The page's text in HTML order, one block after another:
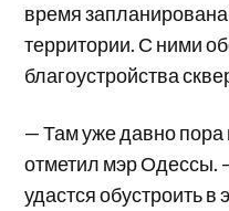
время
территории. С ними
благоустройства
— Там уже давно пора
отметил мэр Одессы.
удастся обустроить